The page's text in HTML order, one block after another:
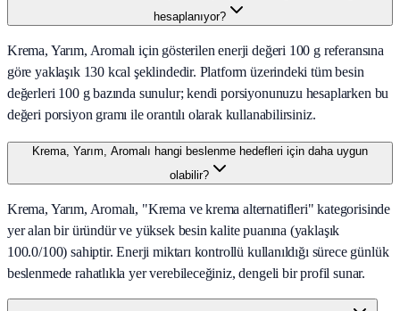
hesaplanıyor?
Krema, Yarım, Aromalı için gösterilen enerji değeri 100 g referansına
göre yaklaşık 130 kcal şeklindedir. Platform üzerindeki tüm besin
değerleri 100 g bazında sunulur; kendi porsiyonunuzu hesaplarken bu
değeri porsiyon gramı ile orantılı olarak kullanabilirsiniz.
Krema, Yarım, Aromalı hangi beslenme hedefleri için daha uygun
olabilir?
Krema, Yarım, Aromalı, "Krema ve krema alternatifleri" kategorisinde
yer alan bir üründür ve yüksek besin kalite puanına (yaklaşık
100.0/100) sahiptir. Enerji miktarı kontrollü kullanıldığı sürece günlük
beslenmede rahatlıkla yer verebileceğiniz, dengeli bir profil sunar.